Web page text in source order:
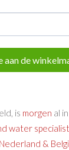
aan de
is morgen al
water
Nederland &